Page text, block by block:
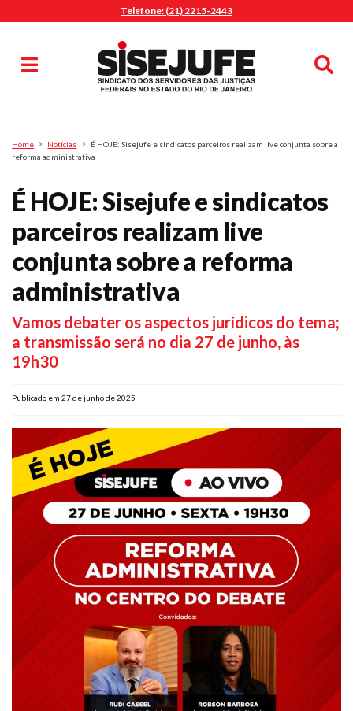
Telefone: (21) 2215-2443
Pesquisa
Home Notícias
É HOJE: Sisejufe e sindicatos parceiros realizam live conjunta sobre a
reforma administrativa
É HOJE: Sisejufe e sindicatos
parceiros realizam live
conjunta sobre a reforma
administrativa
Vamos debater os aspectos jurídicos do tema;
a transmissão será no dia 27 de junho, às
19h30
Publicado em 27 de junho de 2025
MENU
Sindicalize-se
Jurídico
O Sindicato
Agenda
Casa do Alto
Sede Campestre
Nossos Convênios
Gympass Wellhub
Seguro Auto
Plano de Saúde
Assistência Funeral
FacebookInstagram Youtube